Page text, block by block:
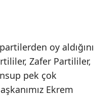
oy aldığını
Zafer Partililer,
pek çok
Ekrem